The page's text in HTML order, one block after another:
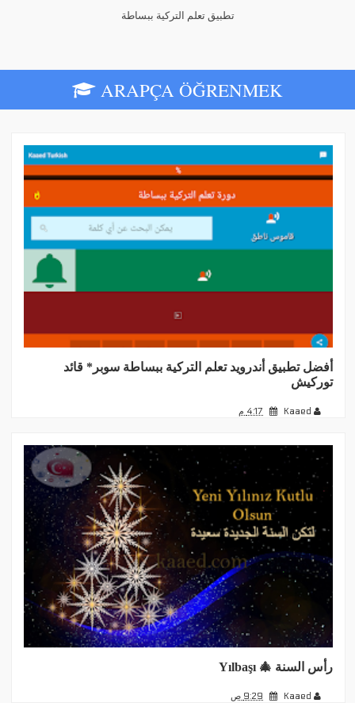
تطبيق تعلم التركية ببساطة
ARAPÇA ÖĞRENMEK
أفضل تطبيق أندرويد تعلم التركية ببساطة سوبر* قائد
توركيش
Kaaed 4:17 م
رأس السنة 🎄 Yılbaşı
Kaaed 9:29 ص